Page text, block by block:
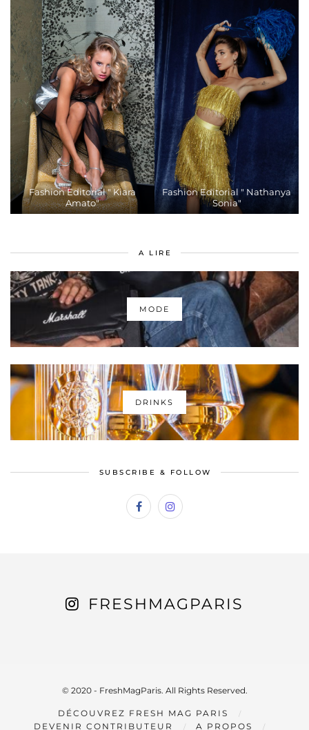
Fashion Editorial " Kiara
Amato"
Fashion Editorial " Nathanya
Sonia"
A LIRE
MODE
DRINKS
SUBSCRIBE & FOLLOW
FRESHMAGPARIS
© 2020 - FreshMagParis. All Rights Reserved.
DÉCOUVREZ FRESH MAG PARIS
DEVENIR CONTRIBUTEUR
A PROPOS